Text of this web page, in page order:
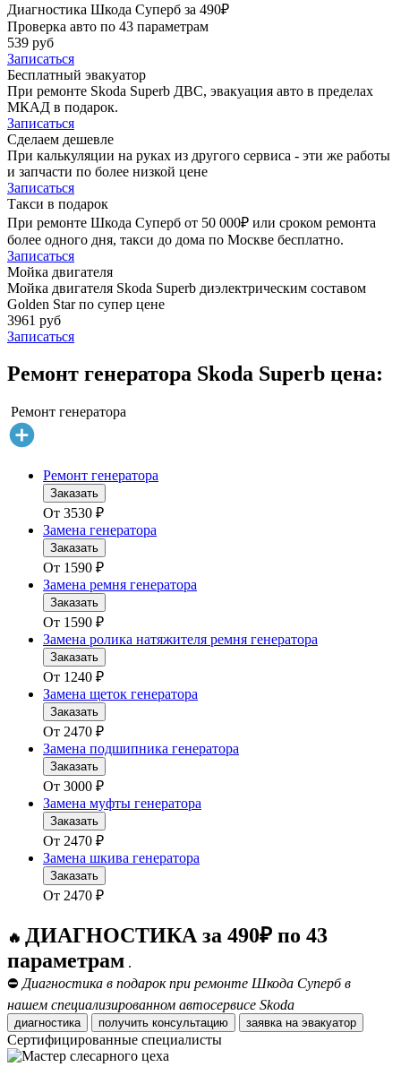
Диагностика Шкода Суперб за 490₽
Проверка авто по 43 параметрам
539 руб
Записаться
Бесплатный эвакуатор
При ремонте Skoda Superb ДВС, эвакуация авто в пределах
МКАД в подарок.
Записаться
Сделаем дешевле
При калькуляции на руках из другого сервиса - эти же работы
и запчасти по более низкой цене
Записаться
Такси в подарок
При ремонте Шкода Суперб от 50 000₽ или сроком ремонта
более одного дня, такси до дома по Москве бесплатно.
Записаться
Мойка двигателя
Мойка двигателя Skoda Superb диэлектрическим составом
Golden Star по супер цене
3961 руб
Записаться
Ремонт генератора Skoda Superb цена:
Ремонт генератора
Ремонт генератора
Заказать
От 3530 ₽
Замена генератора
Заказать
От 1590 ₽
Замена ремня генератора
Заказать
От 1590 ₽
Замена ролика натяжителя ремня генератора
Заказать
От 1240 ₽
Замена щеток генератора
Заказать
От 2470 ₽
Замена подшипника генератора
Заказать
От 3000 ₽
Замена муфты генератора
Заказать
От 2470 ₽
Замена шкива генератора
Заказать
От 2470 ₽
🔥 ДИАГНОСТИКА за 490₽ по 43
параметрам .
⛔ Диагностика в подарок при ремонте Шкода Суперб в
нашем специализированном автосервисе Skoda
диагностика получить консультацию заявка на эвакуатор
Сертифицированные специалисты